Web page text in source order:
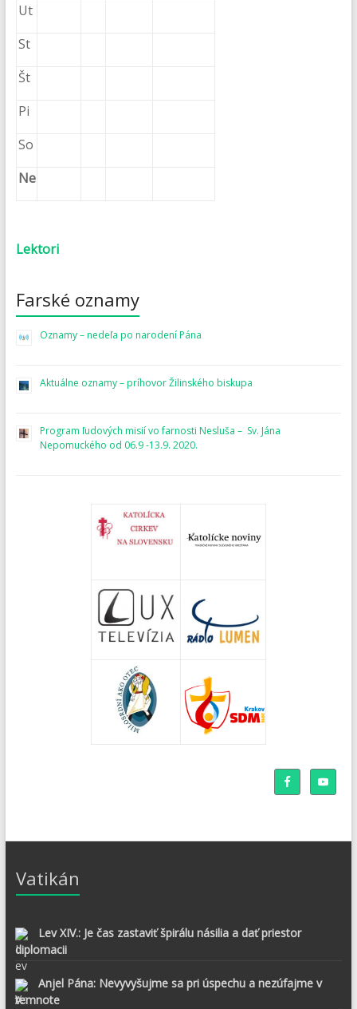
Ut
St
Št
Pi
So
Ne
Lektori
Farské oznamy
Oznamy – nedeľa po narodení Pána
Aktuálne oznamy – príhovor Žilinského biskupa
Program ľudových misií vo farnosti Nesluša – Sv. Jána
Nepomuckého od 06.9 -13.9. 2020.
Vatikán
Lev XIV.: Je čas zastaviť špirálu násilia a dať priestor
diplomacii
Anjel Pána: Nevyvyšujme sa pri úspechu a nezúfajme v
temnote